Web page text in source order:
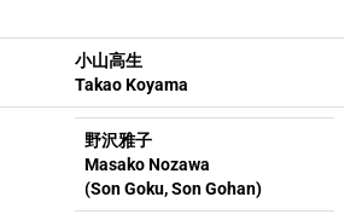
小山高生
Takao Koyama
野沢雅子
Masako Nozawa
(Son Goku, Son Gohan)